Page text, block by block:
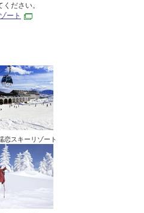
ださい。
ート
恋スキーリゾート